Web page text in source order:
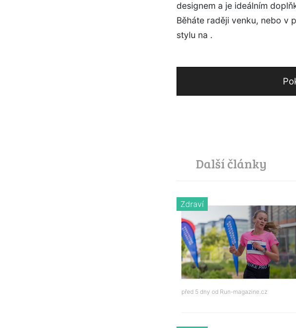
designem a je ideálním
Běháte raději venku, nebo v
stylu na .
Další články
Zdraví
před 5 dny od Run-magazine.cz